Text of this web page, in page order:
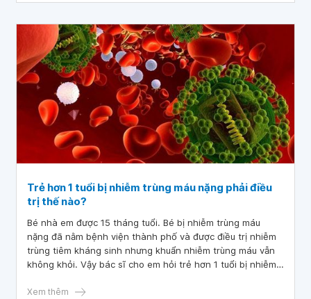
Trẻ hơn 1 tuổi bị nhiễm trùng máu nặng phải điều
trị thế nào?
Bé nhà em được 15 tháng tuổi. Bé bị nhiễm trùng máu
nặng đã nằm bệnh viện thành phố và được điều trị nhiễm
trùng tiêm kháng sinh nhưng khuẩn nhiễm trùng máu vẫn
không khỏi. Vậy bác sĩ cho em hỏi trẻ hơn 1 tuổi bị nhiễm
Xem thêm